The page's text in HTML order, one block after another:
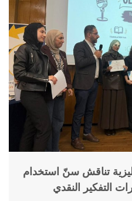
تناقش سنّ استخدام
التفكير النقدي